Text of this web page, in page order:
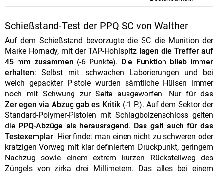
Schießstand-Test der PPQ SC von Walther
Auf dem Schießstand bevorzugte die SC die Munition der
Marke Hornady, mit der TAP-Hohlspitz lagen die Treffer auf
45 mm zusammen (-6 Punkte). Die Funktion blieb immer
erhalten: Selbst mit schwachen Laborierungen und bei
weich gepackter Pistole wurden sämtliche Hülsen immer
noch mit Schwung zur Seite ausgeworfen. Nur für das
Zerlegen via Abzug gab es Kritik(-1 P.). Auf dem Sektor der
Standard-Polymer-Pistolen mit Schlagbolzenschloss gelten
die PPQ-Abzüge als herausragend. Das galt auch für das
Testexemplar: Hier findet man einen nicht zu schweren oder
kratzigen Vorweg mit klar definiertem Druckpunkt, geringem
Nachzug sowie einem extrem kurzen Rückstellweg des
Züngels von zirka drei Millimetern. Das alles bei einem